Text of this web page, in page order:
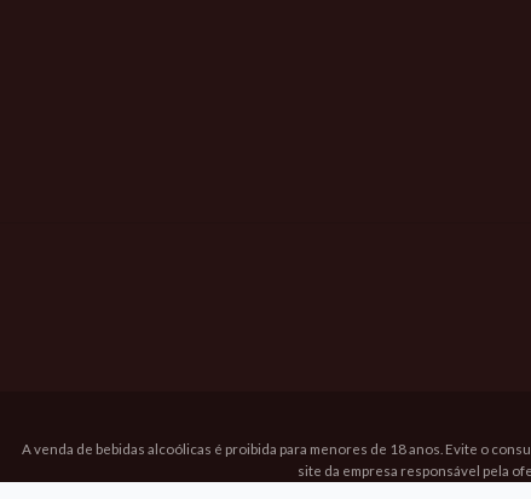
A venda de bebidas alcoólicas é proibida para menores de 18 anos. Evite o
site da empresa responsável pela